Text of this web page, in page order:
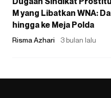
M yang Libatkan WNA:
hingga ke Meja Polda
Risma Azhari 3 bulan lalu